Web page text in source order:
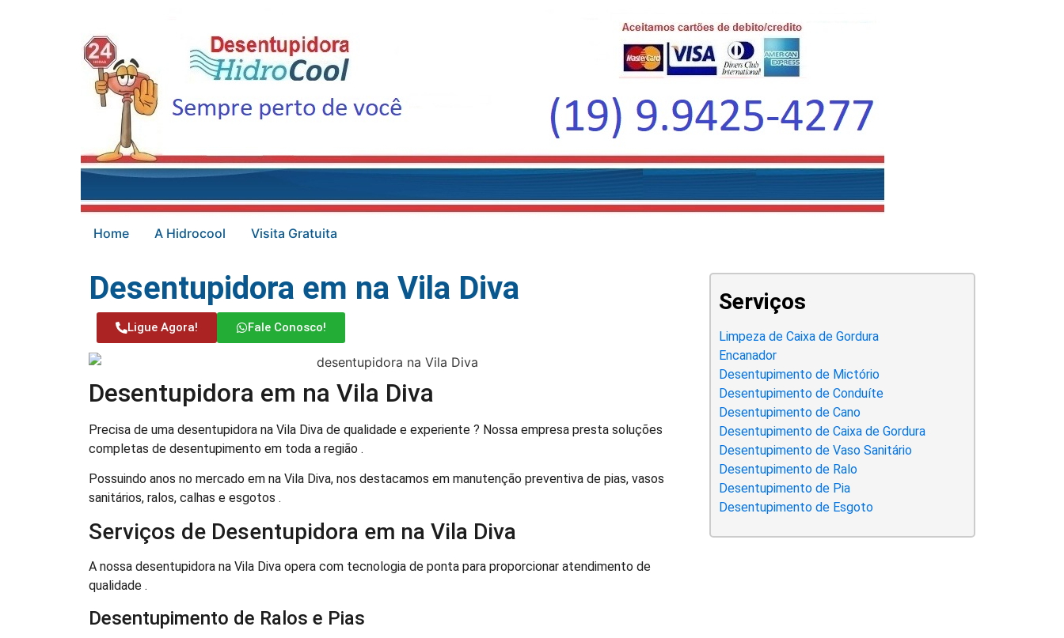
Home A Hidrocool Visita Gratuita
Desentupidora em na Vila Diva
Ligue Agora! Fale Conosco!
Desentupidora em na Vila Diva
Precisa de uma desentupidora na Vila Diva de qualidade e experiente ? Nossa empresa presta soluções
completas de desentupimento em toda a região .
Possuindo anos no mercado em na Vila Diva, nos destacamos em manutenção preventiva de pias, vasos
sanitários, ralos, calhas e esgotos .
Serviços de Desentupidora em na Vila Diva
A nossa desentupidora na Vila Diva opera com tecnologia de ponta para proporcionar atendimento de
qualidade .
Desentupimento de Ralos e Pias
Serviços
Limpeza de Caixa de Gordura
Encanador
Desentupimento de Mictório
Desentupimento de Conduíte
Desentupimento de Cano
Desentupimento de Caixa de Gordura
Desentupimento de Vaso Sanitário
Desentupimento de Ralo
Desentupimento de Pia
Desentupimento de Esgoto